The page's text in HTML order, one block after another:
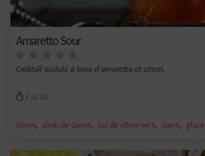
Amaretto Sour
Cocktail acidulé à base d'amaretto et citron.
Facile
citron, sirop de canne, jus de citron vert, sucre, glace